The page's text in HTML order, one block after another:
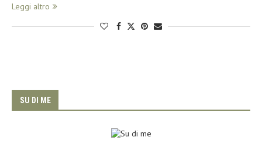
Leggi altro
SU DI ME